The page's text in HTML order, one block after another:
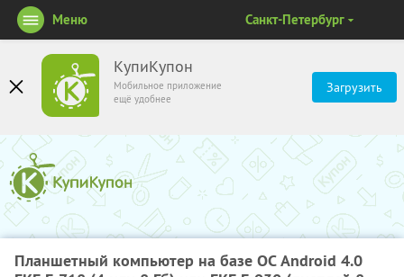
КупиКупон
Мобильное приложение
ещё удобнее
Загрузить
Меню Санкт-Петербург
Планшетный компьютер на базе ОС Android 4.0